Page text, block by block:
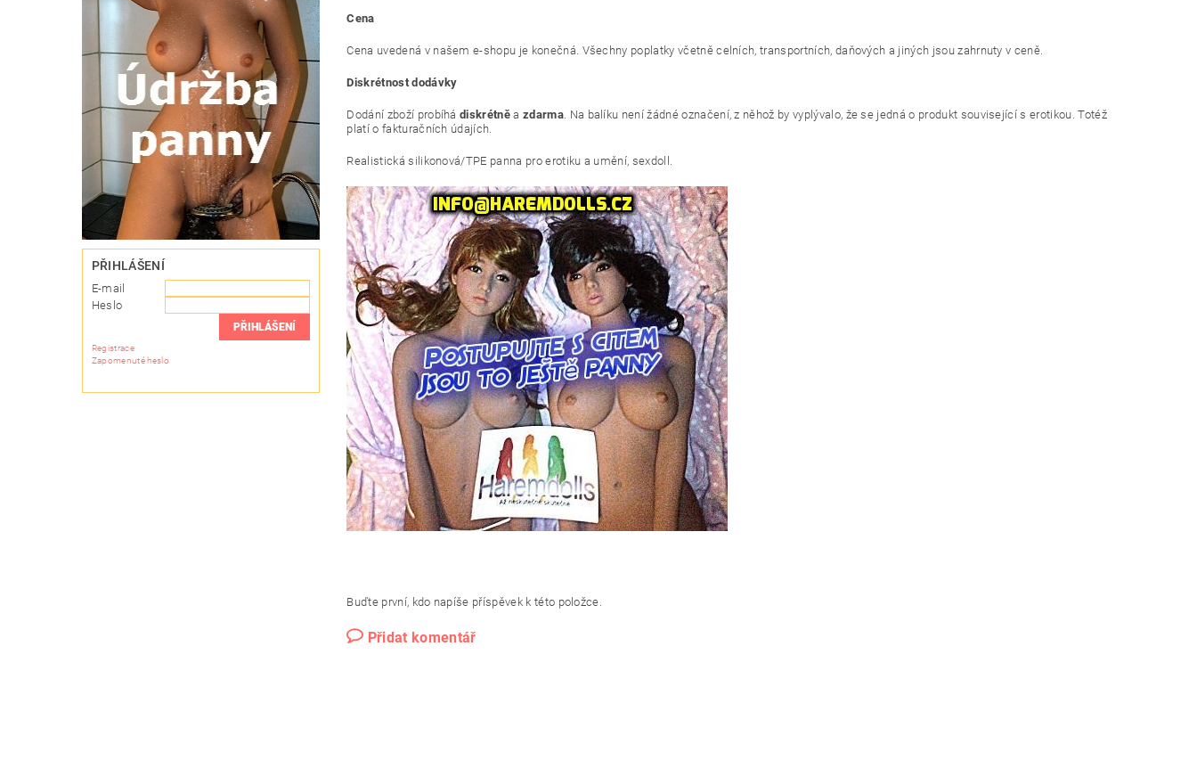
PŘIHLÁŠENÍ
E-mail
Heslo
Registrace
Zapomenuté heslo
Cena
Cena uvedená v našem e-shopu je konečná. Všechny poplatky včetně celních, transportních, daňových a jiných jsou zahrnuty v ceně.
Diskrétnost dodávky
Dodání zboží probíhádiskrétně a zdarma. Na balíku není žádné označení, z něhož by vyplývalo, že se jedná o produkt související s erotikou. Totéž
platí o fakturačních údajích.
Realistická silikonová/TPE panna pro erotiku a umění, sexdoll.
Buďte první, kdo napíše příspěvek k této položce.
Přidat komentář